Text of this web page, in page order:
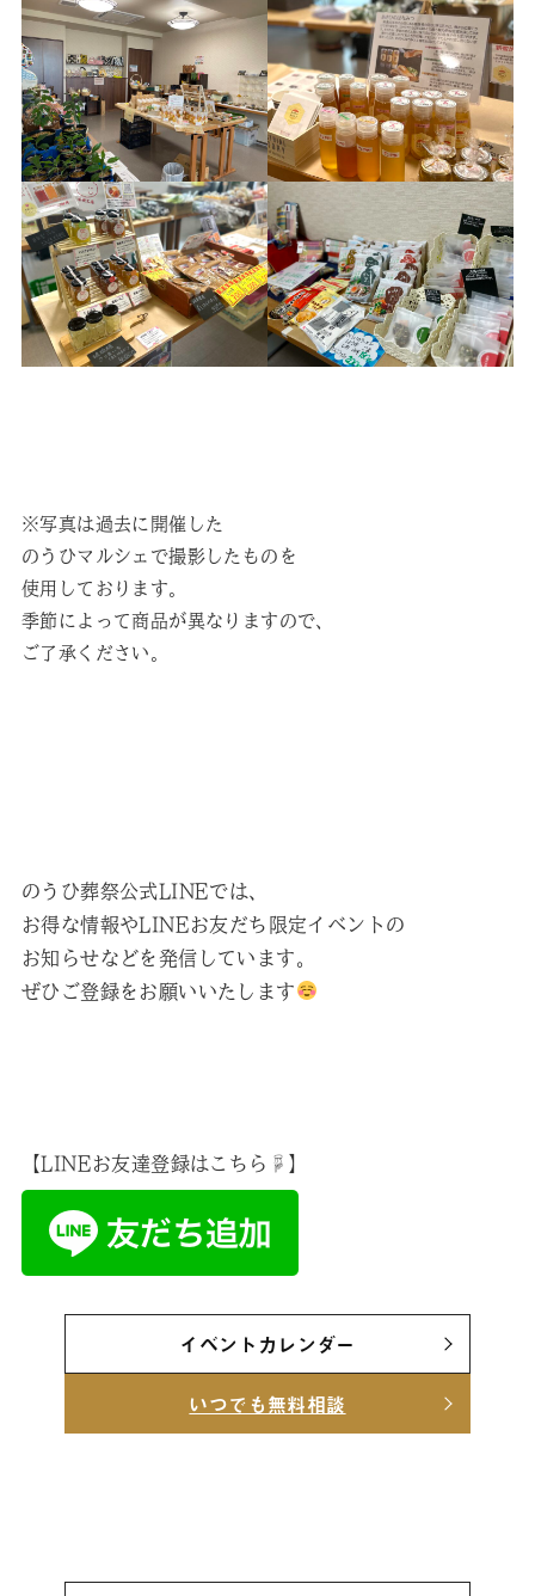
※写真は過去に開催した
のうひマルシェで撮影したものを
使用しております。
季節によって商品が異なりますので、
ご了承ください。
のうひ葬祭公式LINEでは、
お得な情報やLINEお友だち限定イベントの
お知らせなどを発信しています。
ぜひご登録をお願いいたします
【LINEお友達登録はこちら☟】
イベントカレンダー
いつでも無料相談